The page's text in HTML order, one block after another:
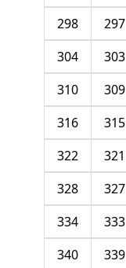
297
298
303
304
309
310
315
316
321
322
327
328
333
334
339
340